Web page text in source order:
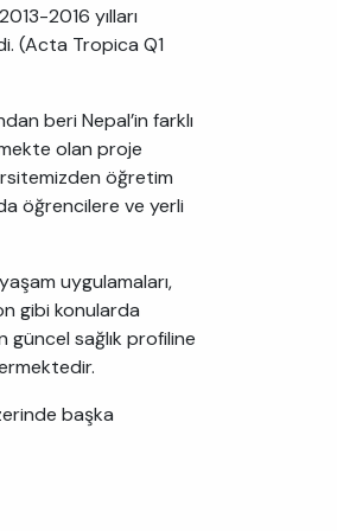
2016 yılları
(Acta Tropica Q1
beri Nepal’in farklı
olan proje
öğretim
öğrencilere ve yerli
uygulamaları,
gibi konularda
güncel sağlık profiline
başka